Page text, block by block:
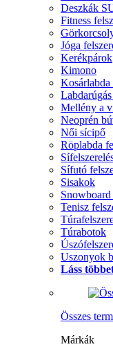
Deszkák
Fitness
Jóga
Kerékpárok
Kimono
Kosárlabda
Mellény a
Neoprén
Női sícipő
Röplabda
Sífutó
Sisakok
Snowboard
Tenisz
Túrabotok
Uszonyok
Láss
Összes
Márkák